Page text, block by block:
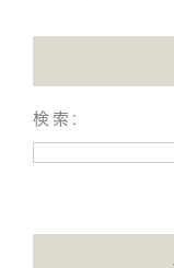
検索: